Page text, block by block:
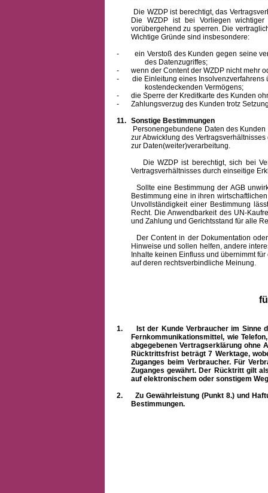
Die WZDP ist berechtigt, das
Die WZDP ist bei Vorliegen
vorübergehend zu sperren. Die
Wichtige Gründe sind insbesondere:
-
ein Verstoß des Kunden gegen seine
des Datenzugriffes;
-
wenn der Content der WZDP nicht mehr
-
die Einleitung eines
kostendeckenden Vermögens;
-
die Sperre der Kreditkarte des Kunden
-
Zahlungsverzug des Kunden trotz
11. Sonstige Bestimmungen
Personengebundene Daten des Kunden
zur Abwicklung des
zur Daten(weiter)verarbeitung.
Die WZDP ist berechtigt, sich bei
Vertragsverhältnisses durch einseitige
Sollte eine Bestimmung der AGB
Bestimmung eine in ihren
Unvollständigkeit einer Bestimmung
Recht. Die Anwendbarkeit des UN-
und Zahlung und Gerichtsstand für alle
Der Content in der Dokumentation oder
Hinweise und sollen helfen, andere
Inhalte keinen Einfluss und übernimmt
auf deren rechtsverbindliche Meinung.
1.
Ist der Kunde Verbraucher im Sinne
Fernkommunikationsmittel, wie
abgegebenen Vertragserklärung ohne
Rücktrittsfrist beträgt 7 Werktage,
Zuganges beim Verbraucher. Für
Zuganges gewährt. Der Rücktritt gilt
auf elektronischem oder sonstigem
2.
Zu Gewährleistung (Punkt 8.) und
Bestimmungen.